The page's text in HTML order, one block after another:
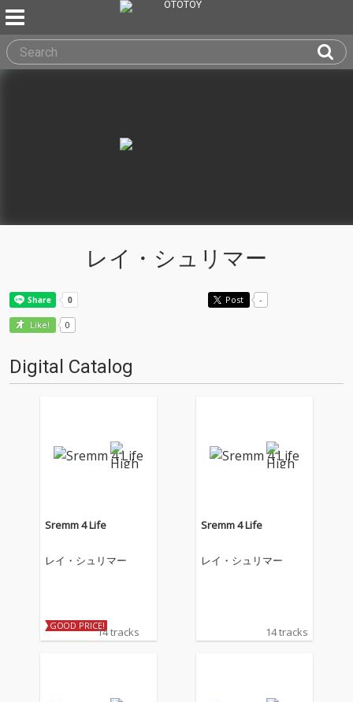
レイ・シュリマー
Post -
Like! 0
Digital Catalog
Sremm 4 Life
レイ・シュリマー
GOOD PRICE!14 tracks
Sremm 4 Life
レイ・シュリマー
14 tracks